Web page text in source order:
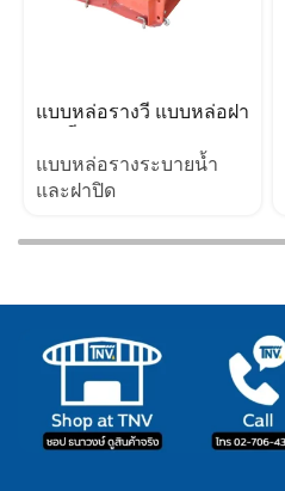
แบบหล่อรางวี แบบหล่อฝา
แบบหล่อรางระบายน้ำ
และฝาปิด